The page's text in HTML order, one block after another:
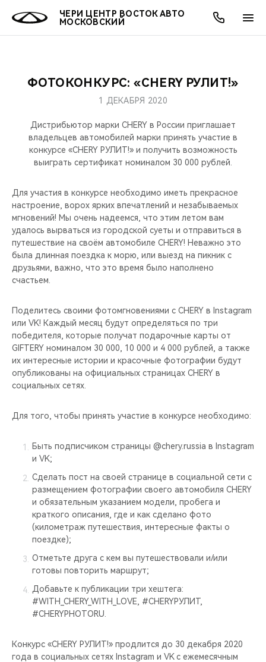
ЧЕРИ ЦЕНТР ВОСТОК АВТО
МОСКОВСКИЙ
МОДЕЛИ
КРОССОВЕРЫ
СЕДАНЫ
НОВИНКИ
ПОКУПАТЕЛЯМ
КРЕДИТ И СТРАХОВАНИЕ
ВЛАДЕЛЬЦАМ
ЗАПЧАСТИ И АКСЕССУАРЫ
CHERY CONNECT
МИР CHERY
О БРЕНДЕ
ЛЮДИ CHERY
БЛАГОТВОРИТЕЛЬНОСТЬ
CHERY REMOTE
НАШИ МЕРОПРИЯТИЯ
ВИДЕООБЗОРЫ
CHERY ДЛЯ ДЕТЕЙ
АКЦИИ
ОНЛАЙН СЕРВИСЫ
КРЕДИТ
О КОМПАНИИ
МЫ В СОЦСЕТЯХ
ФОТОКОНКУРС: «CHERY РУЛИТ!»
1 ДЕКАБРЯ 2020
Дистрибьютор марки CHERY в России приглашает
владельцев автомобилей марки принять участие в
конкурсе «CHERY РУЛИТ!» и получить возможность
выиграть сертификат номиналом 30 000 рублей.
Для участия в конкурсе необходимо иметь прекрасное
настроение, ворох ярких впечатлений и незабываемых
мгновений! Мы очень надеемся, что этим летом вам
удалось вырваться из городской суеты и отправиться в
путешествие на своём автомобиле CHERY! Неважно это
была длинная поездка к морю, или выезд на пикник с
друзьями, важно, что это время было наполнено
счастьем.
Поделитесь своими фотомгновениями с CHERY в Instagram
или VK! Каждый месяц будут определяться по три
победителя, которые получат подарочные карты от
GIFTERY номиналом 30 000, 10 000 и 4 000 рублей, а также
их интересные истории и красочные фотографии будут
опубликованы на официальных страницах CHERY в
социальных сетях.
Для того, чтобы принять участие в конкурсе необходимо:
Быть подписчиком страницы @chery.russia в Instagram
и VK;
Сделать пост на своей странице в социальной сети с
размещением фотографии своего автомобиля CHERY
и обязательным указанием модели, пробега и
краткого описания, где и как сделано фото
(километраж путешествия, интересные факты о
поездке);
Отметьте друга с кем вы путешествовали и/или
готовы повторить маршрут;
Добавьте к публикации три хештега:
#WITH_CHERY_WITH_LOVE, #CHERYРУЛИТ,
#CHERYPHOTORU.
Конкурс «CHERY РУЛИТ!» продлится до 30 декабря 2020
года в социальных сетях Instagram и VK с ежемесячным